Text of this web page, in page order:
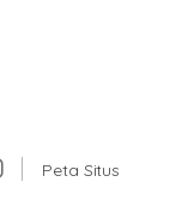
Peta Situs